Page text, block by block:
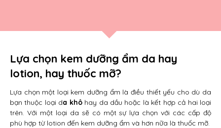
Lựa chọn kem dưỡng ẩm da hay
lotion, hay thuốc mỡ?
Lựa chọn một loại kem dưỡng ẩm là điều thiết yếu cho dù da
bạn thuộc loại da khôhay da dầu hoặc là kết hợp cả hai loại
trên. Với một loại da sẽ có một sự lựa chọn với các cấp độ
phù hợp từ lotion đến kem dưỡng ẩm và hơn nữa là thuốc mỡ.